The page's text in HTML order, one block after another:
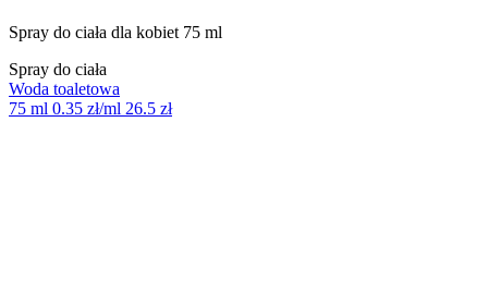
Spray do ciała dla kobiet 75 ml
Spray do ciała
Woda toaletowa
75 ml 0.35 zł/ml 26.5 zł